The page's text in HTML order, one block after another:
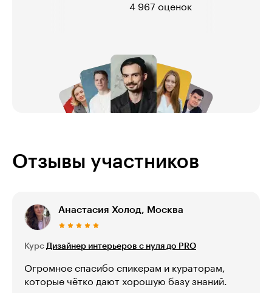
974 оценки
Отзывы участников
Анастасия Холод, Москва
Курс Дизайнер интерьеров с нуля до PRO
Огромное спасибо спикерам и кураторам,
которые чётко дают хорошую базу знаний.